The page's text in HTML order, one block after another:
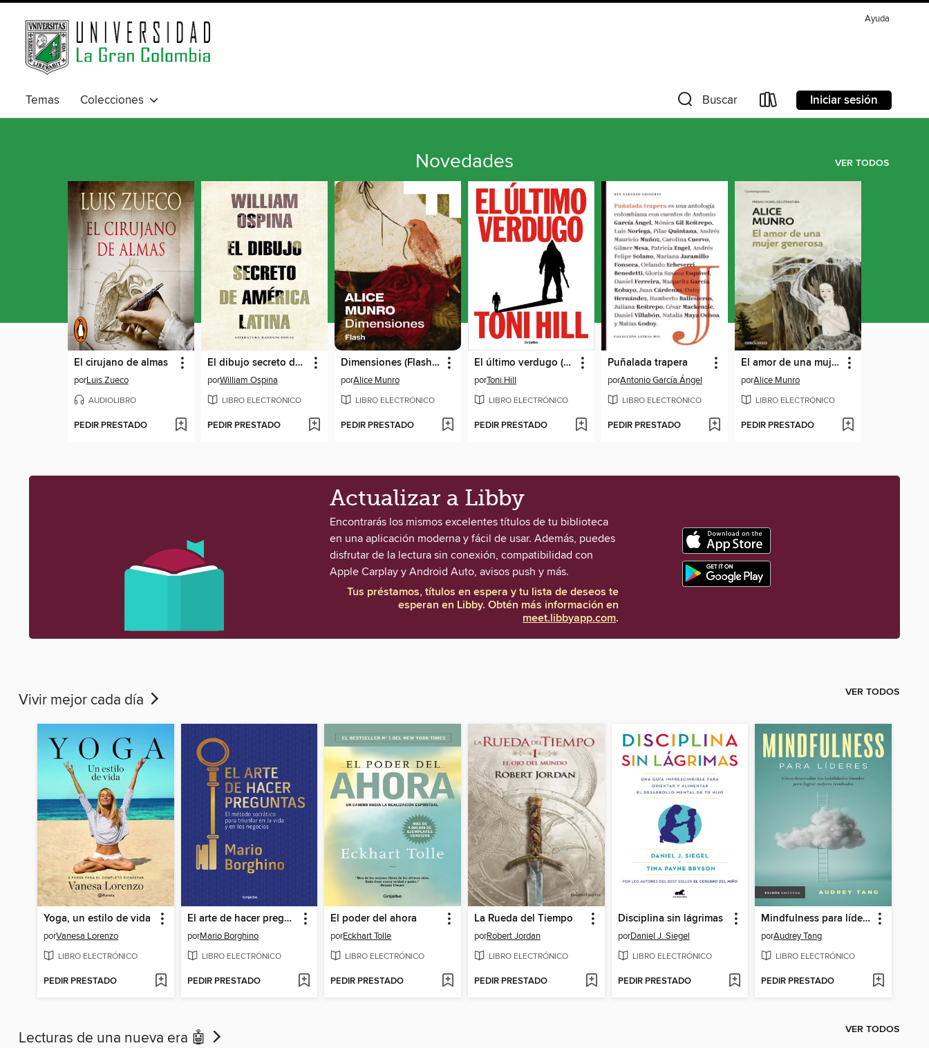
Ayuda
Temas Colecciones Buscar Iniciar sesión
Novedades VER TODOS
El cirujano de almas
porLuis Zueco
AUDIOLIBRO
PEDIR PRESTADO
El dibujo secreto de américa Latina
porWilliam Ospina
LIBRO ELECTRÓNICO
PEDIR PRESTADO
Dimensiones (Flash Relatos)
porAlice Munro
LIBRO ELECTRÓNICO
PEDIR PRESTADO
El último verdugo (Trilogía del verdugo 1)
porToni Hill
LIBRO ELECTRÓNICO
PEDIR PRESTADO
Puñalada trapera
porAntonio García Ángel
LIBRO ELECTRÓNICO
PEDIR PRESTADO
El amor de una mujer generosa
porAlice Munro
LIBRO ELECTRÓNICO
PEDIR PRESTADO
Actualizar a Libby
Encontrarás los mismos excelentes títulos de tu biblioteca
en una aplicación moderna y fácil de usar. Además, puedes
disfrutar de la lectura sin conexión, compatibilidad con
Apple Carplay y Android Auto, avisos push y más.
Tus préstamos, títulos en espera y tu lista de deseos te
esperan en Libby. Obtén más información en
meet.libbyapp.com.
Vivir mejor cada día VER TODOS
Yoga, un estilo de vida
porVanesa Lorenzo
LIBRO ELECTRÓNICO
PEDIR PRESTADO
El arte de hacer preguntas
porMario Borghino
LIBRO ELECTRÓNICO
PEDIR PRESTADO
El poder del ahora
porEckhart Tolle
LIBRO ELECTRÓNICO
PEDIR PRESTADO
La Rueda del Tiempo
porRobert Jordan
LIBRO ELECTRÓNICO
PEDIR PRESTADO
Disciplina sin lágrimas
porDaniel J. Siegel
LIBRO ELECTRÓNICO
PEDIR PRESTADO
Mindfulness para líderes
porAudrey Tang
LIBRO ELECTRÓNICO
PEDIR PRESTADO
Lecturas de una nueva era 🤖 VER TODOS